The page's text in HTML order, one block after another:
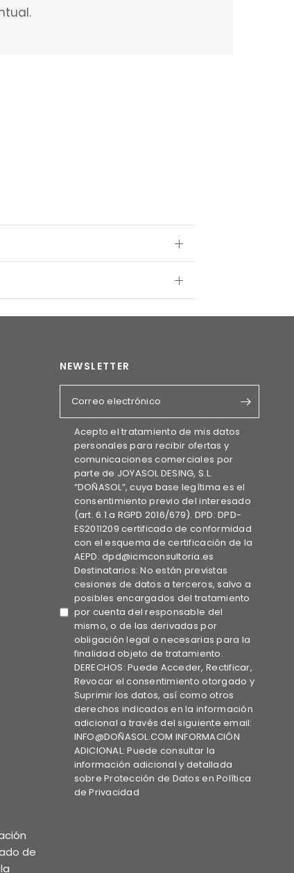
NEWSLETTER
Correo electrónico
Acepto el tratamiento de mis datos
personales para recibir ofertas y
comunicaciones comerciales por
parte de JOYASOL DESING, S.L.
“DOÑASOL”, cuya base legítima es el
consentimiento previo del interesado
(art. 6.1.a RGPD 2016/679). DPD: DPD-
ES2011209 certificado de conformidad
con el esquema de certificación de la
AEPD: dpd@icmconsultoria.es
Destinatarios: No están previstas
cesiones de datos a terceros, salvo a
posibles encargados del tratamiento
por cuenta del responsable del
mismo, o de las derivadas por
obligación legal o necesarias para la
finalidad objeto de tratamiento.
DERECHOS: Puede Acceder, Rectificar,
Revocar el consentimiento otorgado y
Suprimir los datos, así como otros
derechos indicados en la información
adicional a través del siguiente email:
INFO@DOÑASOL.COM INFORMACIÓN
ADICIONAL: Puede consultar la
información adicional y detallada
sobre Protección de Datos en Política
de Privacidad
de